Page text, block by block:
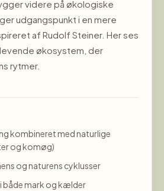
videre på økologiske
udgangspunkt i en mere
af Rudolf Steiner. Her ses
økosystem, der
rytmer.
kombineret med naturlige
og komøg)
og naturens cyklusser
både mark og kælder